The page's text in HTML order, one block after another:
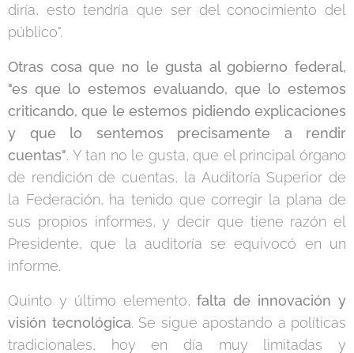
diría, esto tendría que ser del conocimiento del
público".
Otras cosa que no le gusta al gobierno federal,
"es que lo estemos evaluando, que lo estemos
criticando, que le estemos pidiendo explicaciones
y que lo sentemos precisamente a rendir
cuentas". Y tan no le gusta, que el principal órgano
de rendición de cuentas, la Auditoría Superior de
la Federación, ha tenido que corregir la plana de
sus propios informes, y decir que tiene razón el
Presidente, que la auditoría se equivocó en un
informe.
Quinto y último elemento,falta de innovación y
visión tecnológica. Se sigue apostando a políticas
tradicionales, hoy en día muy limitadas y